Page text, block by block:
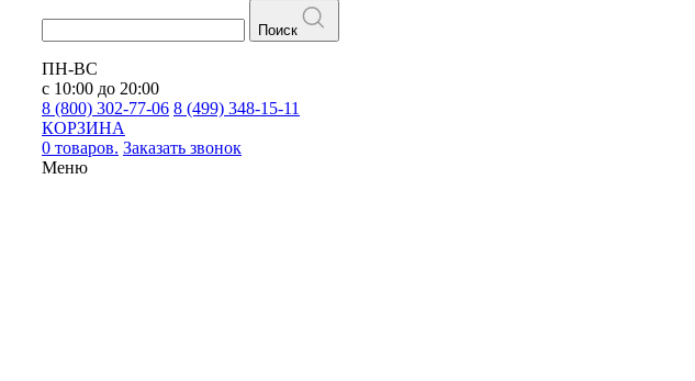
Поиск
ПН-ВС
с 10:00 до 20:00
8 (800) 302-77-06 8 (499) 348-15-11
КОРЗИНА
0 товаров. Заказать звонок
Меню